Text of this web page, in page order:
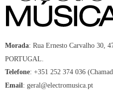
Morada: Rua Ernesto Carvalho 30,
PORTUGAL.
Telefone: +351 252 374 036
Email : geral@electromusica.pt